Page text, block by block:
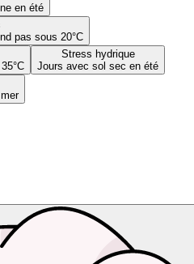
en été
pas sous 20°C
Stress hydrique
Jours avec sol sec en été